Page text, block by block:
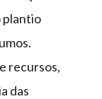
plantio
recursos,
das